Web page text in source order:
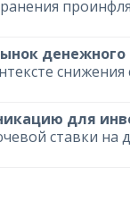
снижения
для
ставки